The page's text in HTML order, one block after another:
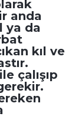
anda
ya da
kıl ve
çalışıp